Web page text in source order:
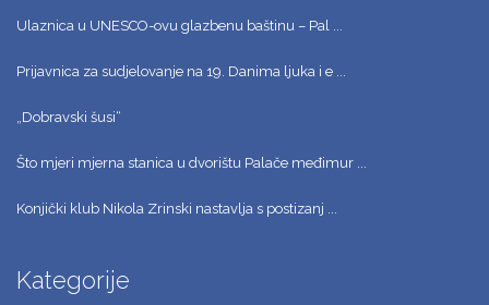
Ulaznica u UNESCO-ovu glazbenu baštinu – Pal ...
Prijavnica za sudjelovanje na 19. Danima ljuka i e ...
„Dobravski šusi“
Što mjeri mjerna stanica u dvorištu Palače međimur ...
Konjički klub Nikola Zrinski nastavlja s postizanj ...
Kategorije